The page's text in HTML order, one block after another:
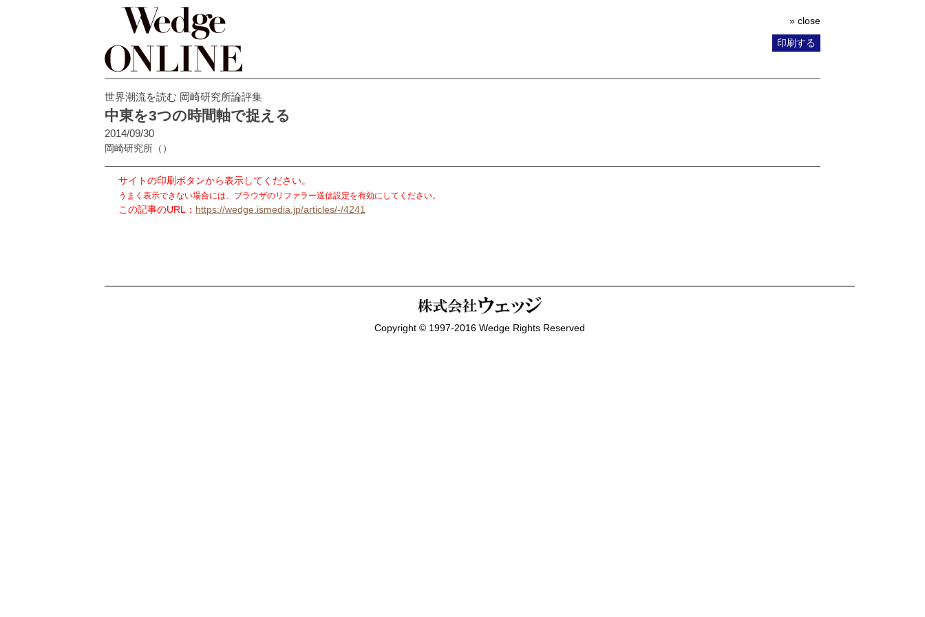
» close
印刷する
世界潮流を読む 岡崎研究所論評集
中東を3つの時間軸で捉える
2014/09/30
岡崎研究所 （）
サイトの印刷ボタンから表示してください。
うまく表示できない場合には、ブラウザのリファラー送信設定を有効にしてください。
この記事のURL： https://wedge.ismedia.jp/articles/-/4241
Copyright © 1997-2016 Wedge Rights Reserved